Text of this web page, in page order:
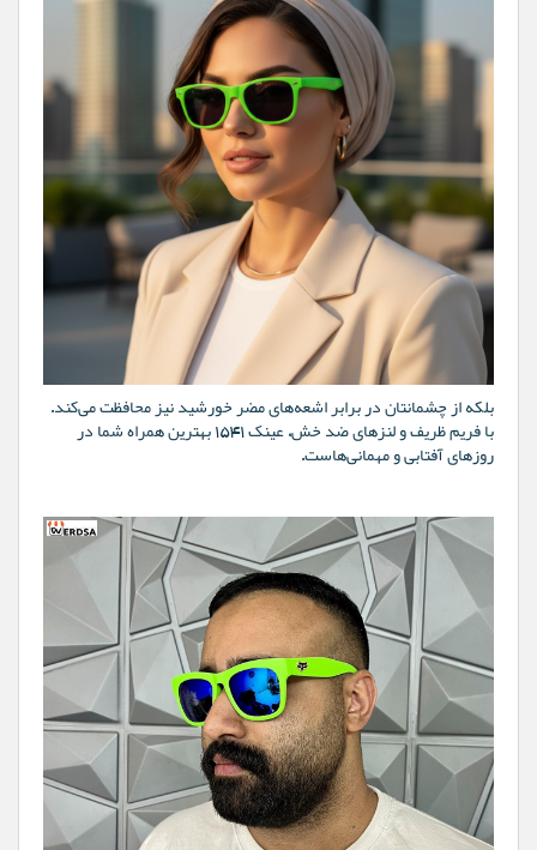
بلکه از چشمانتان در برابر اشعه‌های مضر خورشید نیز محافظت می‌کند.
با فریم ظریف و لنزهای ضد خش، عینک 1541 بهترین همراه شما در
روزهای آفتابی و مهمانی‌هاست.